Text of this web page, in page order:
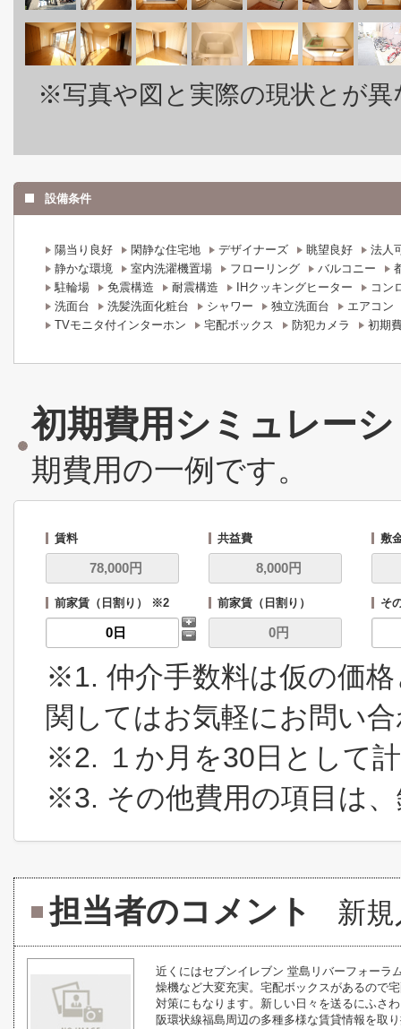
※写真や図と実際の現状とが
設備条件
陽当り良好 閑静な住宅地 デザイナーズ 眺望良好
法人
静かな環境
室内洗濯機置場 フローリング バルコニー
駐輪場
免震構造 耐震構造 IHクッキングヒーター
コン
洗面台
洗髪洗面化粧台 シャワー 独立洗面台
エアコン
TVモニタ付インターホン
宅配ボックス 防犯カメラ 初期
初期費用シミュレー
期費用の一例です。
賃料 共益費 敷
前家賃（日割り） ※2 前家賃（日割り） そ
※1. 仲介手数料は仮の価
関してはお気軽にお問い
※2. １か月を30日として
※3. その他費用の項目は
担当者のコメント 新
近くにはセブンイレブン 堂島リバーフォーラ
燥機など大変充実。宅配ボックスがあるので
対策にもなります。新しい日々を送るにふさ
阪環状線福島周辺の多種多様な賃貸情報を取